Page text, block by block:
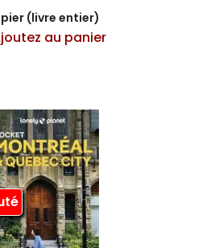
(livre entier)
au panier